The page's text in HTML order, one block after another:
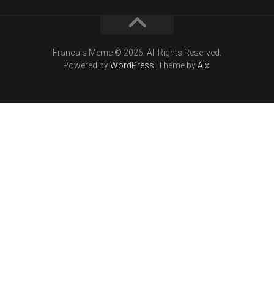
Francais Meme © 2026. All Rights Reserved.
Powered byWordPress . Theme byAlx